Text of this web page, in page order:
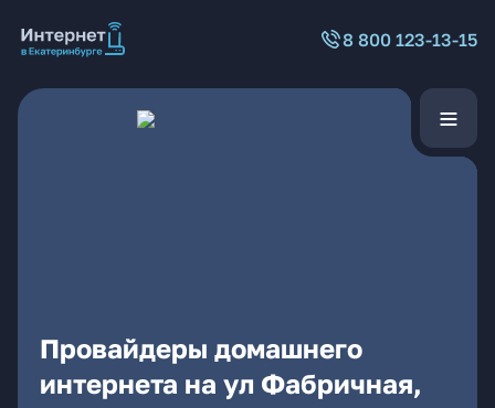
8 800 123-13-15
Провайдеры домашнего
интернета на ул Фабричная,